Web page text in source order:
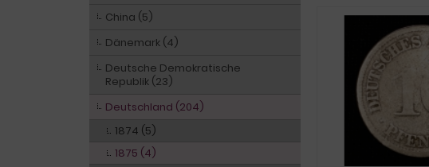
China (5)
Dänemark (4)
Deutsche Demokratische
Republik (23)
Deutschland (204)
1874 (5)
1875 (4)